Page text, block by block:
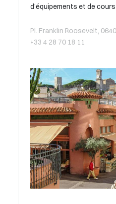
d’équipements et de
Pl. Franklin Roosevelt,
+33 4 28 70 18 11